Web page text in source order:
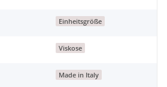
Einheitsgröße
Viskose
Made in Italy